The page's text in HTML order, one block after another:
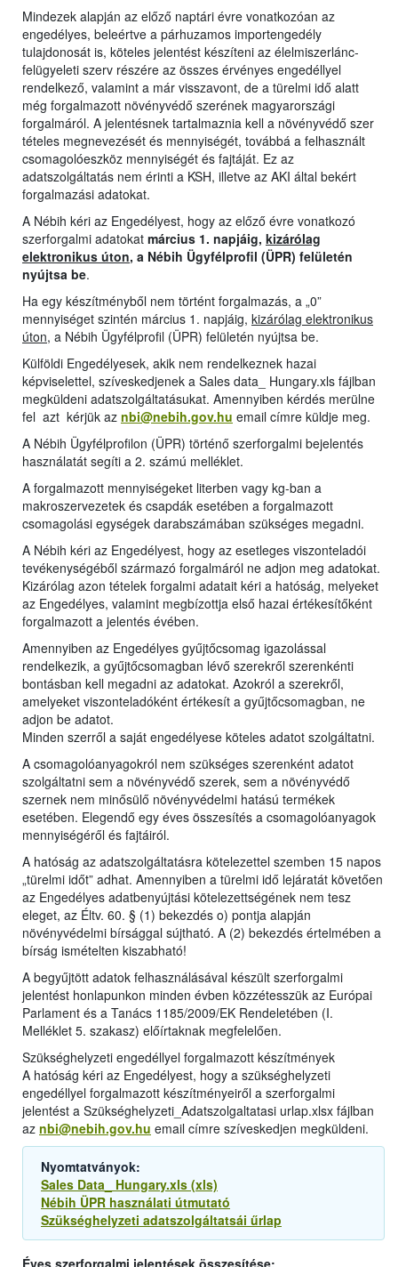
Mindezek alapján az előző naptári évre vonatkozóan az
engedélyes, beleértve a párhuzamos importengedély
tulajdonosát is, köteles jelentést készíteni az élelmiszerlánc-
felügyeleti szerv részére az összes érvényes engedéllyel
rendelkező, valamint a már visszavont, de a türelmi idő alatt
még forgalmazott növényvédő szerének magyarországi
forgalmáról. A jelentésnek tartalmaznia kell a növényvédő szer
tételes megnevezését és mennyiségét, továbbá a felhasznált
csomagolóeszköz mennyiségét és fajtáját. Ez az
adatszolgáltatás nem érinti a KSH, illetve az AKI által bekért
forgalmazási adatokat.
A Nébih kéri az Engedélyest, hogy az előző évre vonatkozó
szerforgalmi adatokat március 1. napjáig, kizárólag
elektronikus úton, a Nébih Ügyfélprofil (ÜPR) felületén
nyújtsa be.
Ha egy készítményből nem történt forgalmazás, a „0”
mennyiséget szintén március 1. napjáig, kizárólag elektronikus
úton, a Nébih Ügyfélprofil (ÜPR) felületén nyújtsa be.
Külföldi Engedélyesek, akik nem rendelkeznek hazai
képviselettel, szíveskedjenek a Sales data_ Hungary.xls fájlban
megküldeni adatszolgáltatásukat. Amennyiben kérdés merülne
fel azt kérjük az nbi@nebih.gov.hu email címre küldje meg.
A Nébih Ügyfélprofilon (ÜPR) történő szerforgalmi bejelentés
használatát segíti a 2. számú melléklet.
A forgalmazott mennyiségeket literben vagy kg-ban a
makroszervezetek és csapdák esetében a forgalmazott
csomagolási egységek darabszámában szükséges megadni.
A Nébih kéri az Engedélyest, hogy az esetleges viszonteladói
tevékenységéből származó forgalmáról ne adjon meg adatokat.
Kizárólag azon tételek forgalmi adatait kéri a hatóság, melyeket
az Engedélyes, valamint megbízottja első hazai értékesítőként
forgalmazott a jelentés évében.
Amennyiben az Engedélyes gyűjtőcsomag igazolással
rendelkezik, a gyűjtőcsomagban lévő szerekről szerenkénti
bontásban kell megadni az adatokat. Azokról a szerekről,
amelyeket viszonteladóként értékesít a gyűjtőcsomagban, ne
adjon be adatot.
Minden szerről a saját engedélyese köteles adatot szolgáltatni.
A csomagolóanyagokról nem szükséges szerenként adatot
szolgáltatni sem a növényvédő szerek, sem a növényvédő
szernek nem minősülő növényvédelmi hatású termékek
esetében. Elegendő egy éves összesítés a csomagolóanyagok
mennyiségéről és fajtáiról.
A hatóság az adatszolgáltatásra kötelezettel szemben 15 napos
„türelmi időt” adhat. Amennyiben a türelmi idő lejáratát követően
az Engedélyes adatbenyújtási kötelezettségének nem tesz
eleget, az Éltv. 60. § (1) bekezdés o) pontja alapján
növényvédelmi bírsággal sújtható. A (2) bekezdés értelmében a
bírság ismételten kiszabható!
A begyűjtött adatok felhasználásával készült szerforgalmi
jelentést honlapunkon minden évben közzétesszük az Európai
Parlament és a Tanács 1185/2009/EK Rendeletében (I.
Melléklet 5. szakasz) előírtaknak megfelelően.
Szükséghelyzeti engedéllyel forgalmazott készítmények
A hatóság kéri az Engedélyest, hogy a szükséghelyzeti
engedéllyel forgalmazott készítményeiről a szerforgalmi
jelentést a Szükséghelyzeti_Adatszolgaltatasi urlap.xlsx fájlban
az nbi@nebih.gov.hu email címre szíveskedjen megküldeni.
Nyomtatványok:
Sales Data_ Hungary.xls (xls)
Nébih ÜPR használati útmutató
Szükséghelyzeti adatszolgáltatsái űrlap